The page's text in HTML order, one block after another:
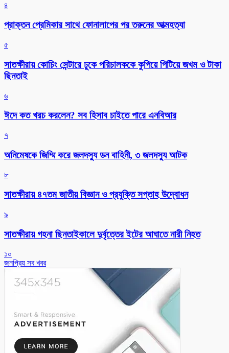
৪
প্রাক্তন প্রেমিকার সাথে ফোনালাপের পর তরুনের আত্মহত্যা
৫
সাতক্ষীরায় কোচিং সেন্টারে ঢুকে পরিচালককে কুপিয়ে পিটিয়ে জখম ও টাকা
ছিনতাই
৬
ঈদে কত খরচ করলেন? সব হিসাব চাইতে পারে এনবিআর
৭
অনিমেষকে জিম্মি করে জলদস্যু ডন বাহিনী, ৩ জলদস্যু আটক
৮
সাতক্ষীরায় ৪৭তম জাতীয় বিজ্ঞান ও প্রযুক্তি সপ্তাহ উদ্বোধন
৯
সাতক্ষীরায় গহনা ছিনতাইকালে দুর্বৃত্তের ইটের আঘাতে নারী নিহত
১০
জনপ্রিয় সব খবর